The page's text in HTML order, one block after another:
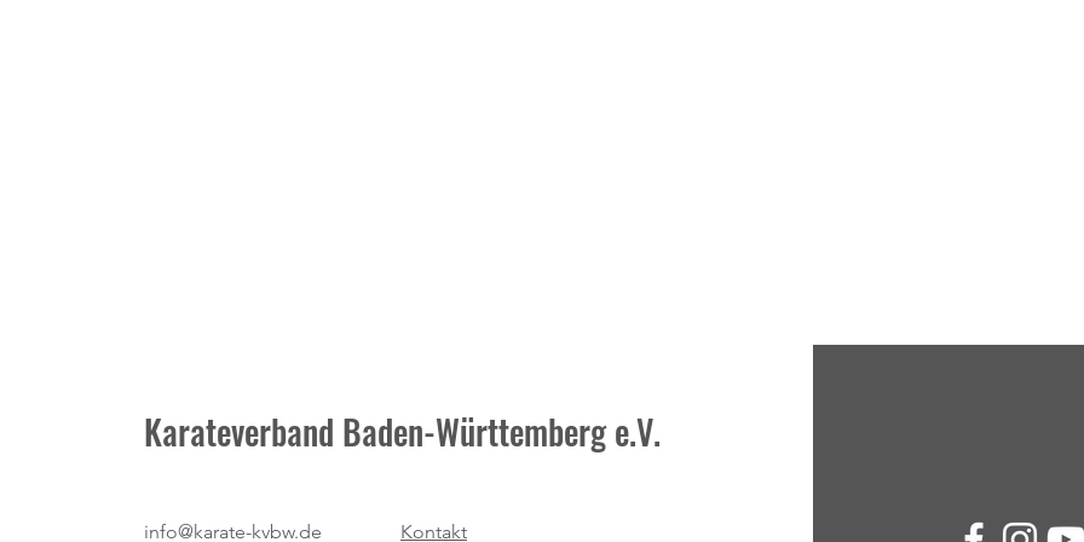
Neuer Termin: Masters-
Karateverband Baden-Württemberg e.V.
info@karate-kvbw.de Kontakt